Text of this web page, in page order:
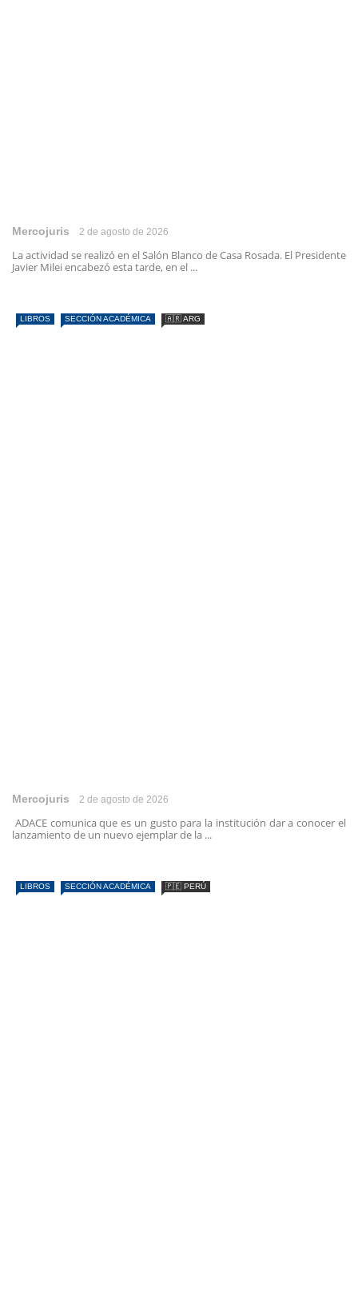
Mercojuris 2 de agosto de 2026
La actividad se realizó en el Salón Blanco de Casa Rosada. El Presidente
Javier Milei encabezó esta tarde, en el ...
LIBROS SECCIÓN ACADÉMICA 🇦🇷 ARG
Mercojuris 2 de agosto de 2026
ADACE comunica que es un gusto para la institución dar a conocer el
lanzamiento de un nuevo ejemplar de la ...
LIBROS SECCIÓN ACADÉMICA 🇵🇪 PERÚ